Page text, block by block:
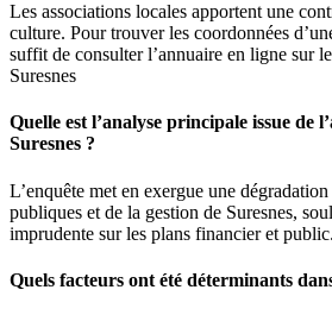
Les associations locales apportent une
culture. Pour trouver les coordonnées
suffit de consulter l’annuaire en ligne sur
Suresnes
Quelle est l’analyse principale issue de
Suresnes ?
L’enquête met en exergue une
publiques et de la gestion de Suresnes,
imprudente sur les plans financier et public.
Quels facteurs ont été déterminants